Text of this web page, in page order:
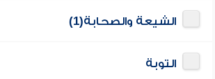
الشيعة والصحابة(1)
التوبة